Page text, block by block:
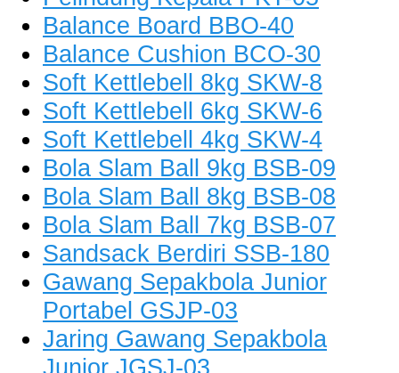
Balance Board BBO-40
Balance Cushion BCO-30
Soft Kettlebell 8kg SKW-8
Soft Kettlebell 6kg SKW-6
Soft Kettlebell 4kg SKW-4
Bola Slam Ball 9kg BSB-09
Bola Slam Ball 8kg BSB-08
Bola Slam Ball 7kg BSB-07
Sandsack Berdiri SSB-180
Gawang Sepakbola Junior
Portabel GSJP-03
Jaring Gawang Sepakbola
Junior JGSJ-03